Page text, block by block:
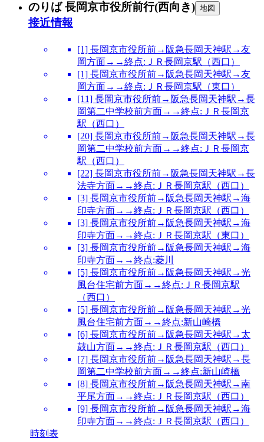
のりば 長岡京市役所前行(西向き) 地図
接近情報
[1] 長岡京市役所前→阪急長岡天神駅→友
岡方面→→終点:ＪＲ長岡京駅（西口）
[1] 長岡京市役所前→阪急長岡天神駅→友
岡方面→→終点:ＪＲ長岡京駅（東口）
[11] 長岡京市役所前→阪急長岡天神駅→長
岡第二中学校前方面→→終点:ＪＲ長岡京
駅（西口）
[20] 長岡京市役所前→阪急長岡天神駅→長
岡第二中学校前方面→→終点:ＪＲ長岡京
駅（西口）
[22] 長岡京市役所前→阪急長岡天神駅→長
法寺方面→→終点:ＪＲ長岡京駅（西口）
[3] 長岡京市役所前→阪急長岡天神駅→海
印寺方面→→終点:ＪＲ長岡京駅（西口）
[3] 長岡京市役所前→阪急長岡天神駅→海
印寺方面→→終点:ＪＲ長岡京駅（東口）
[3] 長岡京市役所前→阪急長岡天神駅→海
印寺方面→→終点:菱川
[5] 長岡京市役所前→阪急長岡天神駅→光
風台住宅前方面→→終点:ＪＲ長岡京駅
（西口）
[5] 長岡京市役所前→阪急長岡天神駅→光
風台住宅前方面→→終点:新山崎橋
[6] 長岡京市役所前→阪急長岡天神駅→太
鼓山方面→→終点:ＪＲ長岡京駅（西口）
[7] 長岡京市役所前→阪急長岡天神駅→長
岡第二中学校前方面→→終点:新山崎橋
[8] 長岡京市役所前→阪急長岡天神駅→南
平尾方面→→終点:ＪＲ長岡京駅（西口）
[9] 長岡京市役所前→阪急長岡天神駅→海
印寺方面→→終点:ＪＲ長岡京駅（西口）
時刻表